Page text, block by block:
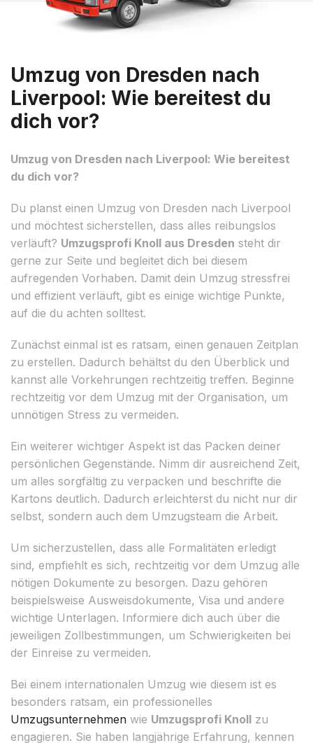
Umzug von Dresden nach
Liverpool: Wie bereitest du
dich vor?
Umzug von Dresden nach Liverpool: Wie bereitest
du dich vor?
Du planst einen Umzug von Dresden nach Liverpool
und möchtest sicherstellen, dass alles reibungslos
verläuft? Umzugsprofi Knoll aus Dresden steht dir
gerne zur Seite und begleitet dich bei diesem
aufregenden Vorhaben. Damit dein Umzug stressfrei
und effizient verläuft, gibt es einige wichtige Punkte,
auf die du achten solltest.
Zunächst einmal ist es ratsam, einen genauen Zeitplan
zu erstellen. Dadurch behältst du den Überblick und
kannst alle Vorkehrungen rechtzeitig treffen. Beginne
rechtzeitig vor dem Umzug mit der Organisation, um
unnötigen Stress zu vermeiden.
Ein weiterer wichtiger Aspekt ist das Packen deiner
persönlichen Gegenstände. Nimm dir ausreichend Zeit,
um alles sorgfältig zu verpacken und beschrifte die
Kartons deutlich. Dadurch erleichterst du nicht nur dir
selbst, sondern auch dem Umzugsteam die Arbeit.
Um sicherzustellen, dass alle Formalitäten erledigt
sind, empfiehlt es sich, rechtzeitig vor dem Umzug alle
nötigen Dokumente zu besorgen. Dazu gehören
beispielsweise Ausweisdokumente, Visa und andere
wichtige Unterlagen. Informiere dich auch über die
jeweiligen Zollbestimmungen, um Schwierigkeiten bei
der Einreise zu vermeiden.
Bei einem internationalen Umzug wie diesem ist es
besonders ratsam, ein professionelles
Umzugsunternehmen wie Umzugsprofi Knoll zu
engagieren. Sie haben langjährige Erfahrung, kennen